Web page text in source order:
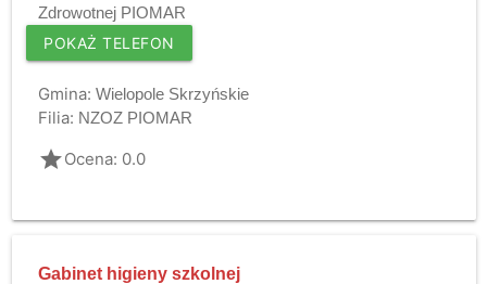
Zdrowotnej PIOMAR
POKAŻ TELEFON
Gmina: Wielopole Skrzyńskie
Filia: NZOZ PIOMAR
gradeOcena: 0.0
Gabinet higieny szkolnej